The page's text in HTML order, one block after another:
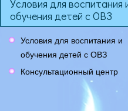
Условия для воспитания
обучения детей с ОВЗ
Условия для воспитания и
обучения детей с ОВЗ
Консультационный центр